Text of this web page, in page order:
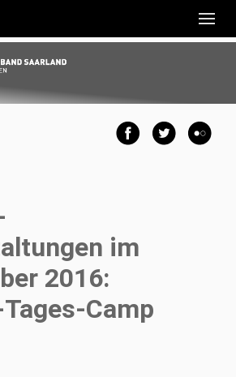
im
2016:
Camp